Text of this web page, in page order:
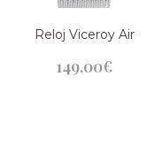
Reloj Viceroy Air
149,00€